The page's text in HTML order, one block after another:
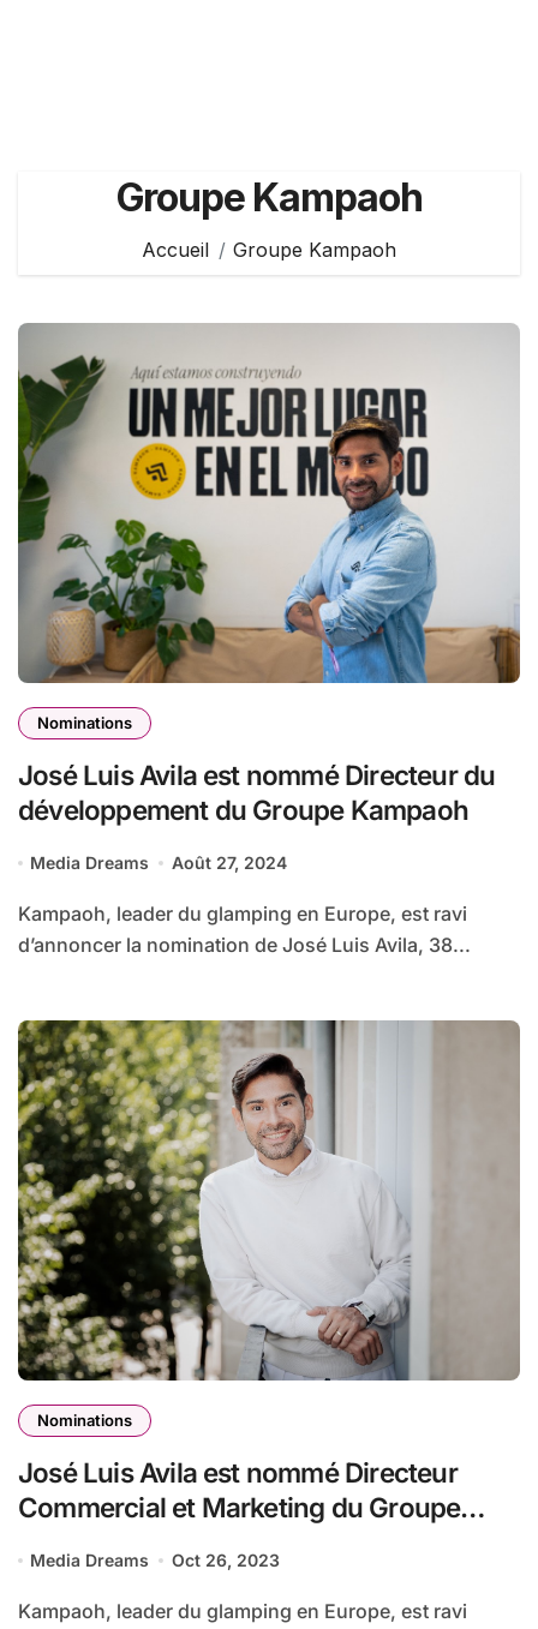
Groupe Kampaoh
Accueil Groupe Kampaoh
Nominations
José Luis Avila est nommé Directeur du
développement du Groupe Kampaoh
Media Dreams Août 27, 2024
Kampaoh, leader du glamping en Europe, est ravi
d’annoncer la nomination de José Luis Avila, 38...
Nominations
José Luis Avila est nommé Directeur
Commercial et Marketing du Groupe
Media Dreams Oct 26, 2023
Kampaoh, leader du glamping en Europe, est ravi